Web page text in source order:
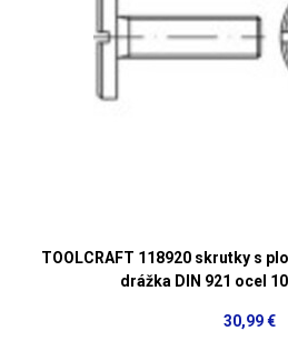
TOOLCRAFT 118920 skrutky s
drážka DIN 921 ocel
30,99 €